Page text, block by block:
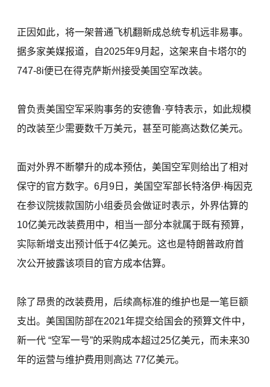
正因如此，将一架普通飞机翻新成总统专机远非易事。
据多家美媒报道，自2025年9月起，这架来自卡塔尔的
747-8i便已在得克萨斯州接受美国空军改装。
曾负责美国空军采购事务的安德鲁·亨特表示，如此规模
的改装至少需要数千万美元，甚至可能高达数亿美元。
面对外界不断攀升的成本预估，美国空军则给出了相对
保守的官方数字。6月9日，美国空军部长特洛伊·梅因克
在参议院拨款国防小组委员会做证时表示，外界估算的
10亿美元改装费用中，相当一部分本就属于既有预算，
实际新增支出预计低于4亿美元。这也是特朗普政府首
次公开披露该项目的官方成本估算。
除了昂贵的改装费用，后续高标准的维护也是一笔巨额
支出。美国国防部在2021年提交给国会的预算文件中，
新一代 “空军一号”的采购成本超过25亿美元，而未来30
年的运营与维护费用则高达 77亿美元。